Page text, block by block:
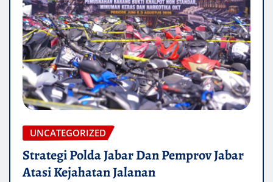
UNCATEGORIZED
Strategi Polda Jabar Dan Pemprov Jabar
Atasi Kejahatan Jalanan